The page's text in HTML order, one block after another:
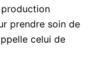
prendre soin de
celui de